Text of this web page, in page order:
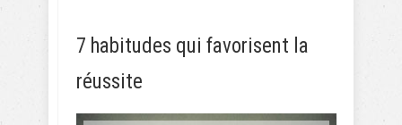
7 habitudes qui favorisent la
réussite